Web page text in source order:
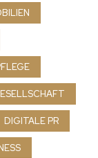
DIGITALE PR